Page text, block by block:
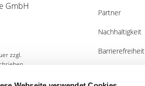
GmbH
zzgl.
Partner
Nachhaltigkeit
Barrierefreiheit